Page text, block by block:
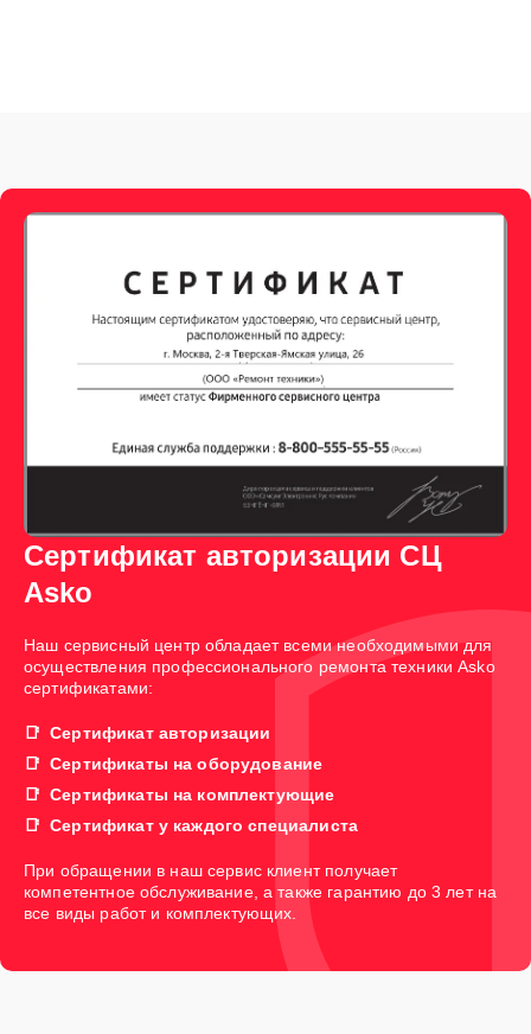
Сертификат авторизации СЦ
Asko
Наш сервисный центр обладает всеми необходимыми для
осуществления профессионального ремонта техники Asko
сертификатами:
Сертификат авторизации
Сертификаты на оборудование
Сертификаты на комплектующие
Сертификат у каждого специалиста
При обращении в наш сервис клиент получает
компетентное обслуживание, а также гарантию до 3 лет на
все виды работ и комплектующих.